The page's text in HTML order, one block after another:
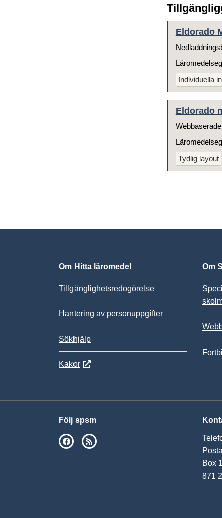
Eldorado
Individuella
Eldorado
Tydlig layout
Om Hitta läromedel
Tillgänglighetsredogörelse
Hantering av personuppgifter
Sökhjälp
Kakor
Om
Följ spsm
SPSM på Facebook
Box
871